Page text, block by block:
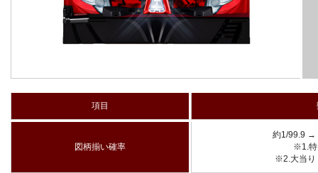
項目
図柄揃い確率
約1/99.9 →
※1.特
※2.大当り